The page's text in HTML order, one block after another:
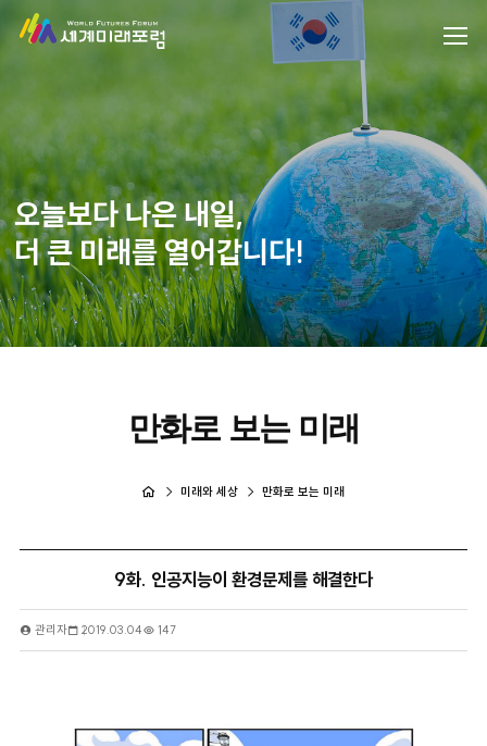
오늘보다 나은 내일,
더 큰 미래를 열어갑니다!
만화로 보는 미래
미래와 세상 만화로 보는 미래
9화. 인공지능이 환경문제를 해결한다
관리자 2019.03.04 147